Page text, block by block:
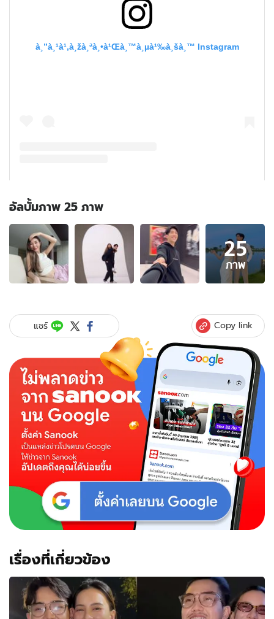
อัลบั้มภาพ 25 ภาพ
อัลบั้ม
ภาพ
25
ภาพ
ของ
"ต้องตา"
น้อง
"โต
โน่"
เปิด
แฟน
หนุ่ม
หล่อ
และ
มาก
25
ภาพ
แชร์ Copy link
เรื่องที่เกี่ยวข้อง